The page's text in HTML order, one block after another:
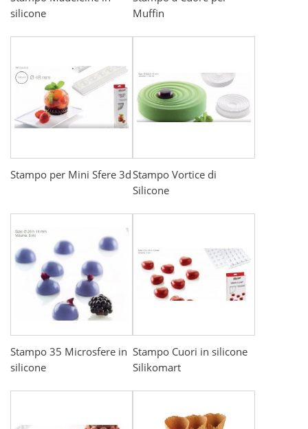
silicone
Muffin
Stampo per Mini Sfere 3dStampo Vortice di
Silicone
Stampo 35 Microsfere in
silicone
Stampo Cuori in silicone
Silikomart